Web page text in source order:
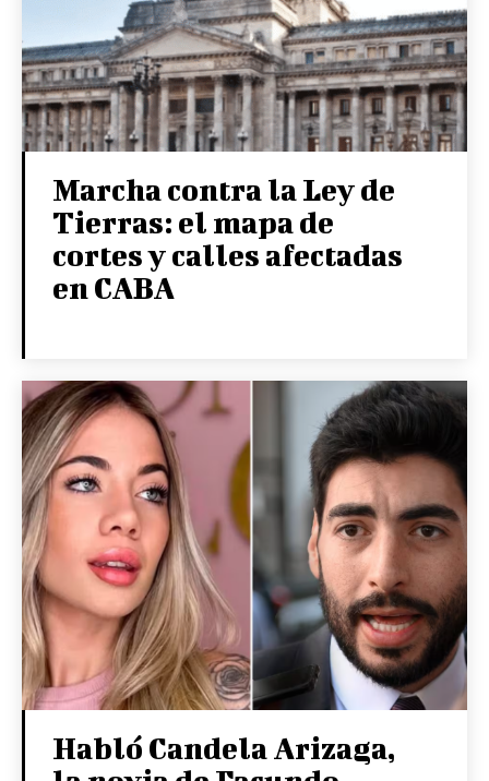
Marcha contra la Ley de
Tierras: el mapa de
cortes y calles afectadas
en CABA
Habló Candela Arizaga,